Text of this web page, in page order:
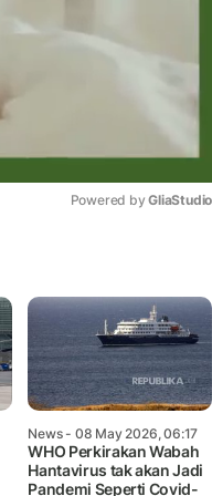
Powered by
News- 08 May 2026, 06:17
WHO Perkirakan Wabah
Hantavirus tak akan Jadi
Pandemi Seperti Covid-